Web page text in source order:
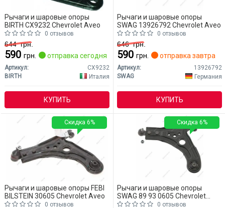
Рычаги и шаровые опоры
BIRTH CX9232 Chevrolet Aveo
0 отзывов
644грн.
590 грн. отправка сегодня
Артикул:
CX9232
BIRTH
Италия
КУПИТЬ
Рычаги и шаровые опоры
SWAG 13926792 Chevrolet Aveo
0 отзывов
646грн.
590 грн. отправка завтра
Артикул:
13926792
SWAG
Германия
КУПИТЬ
Рычаги и шаровые опоры FEBI
BILSTEIN 30605 Chevrolet Aveo
0 отзывов
Скидка 6%
Рычаги и шаровые опоры
SWAG 89 93 0605 Chevrolet
Aveo
0 отзывов
Скидка 6%